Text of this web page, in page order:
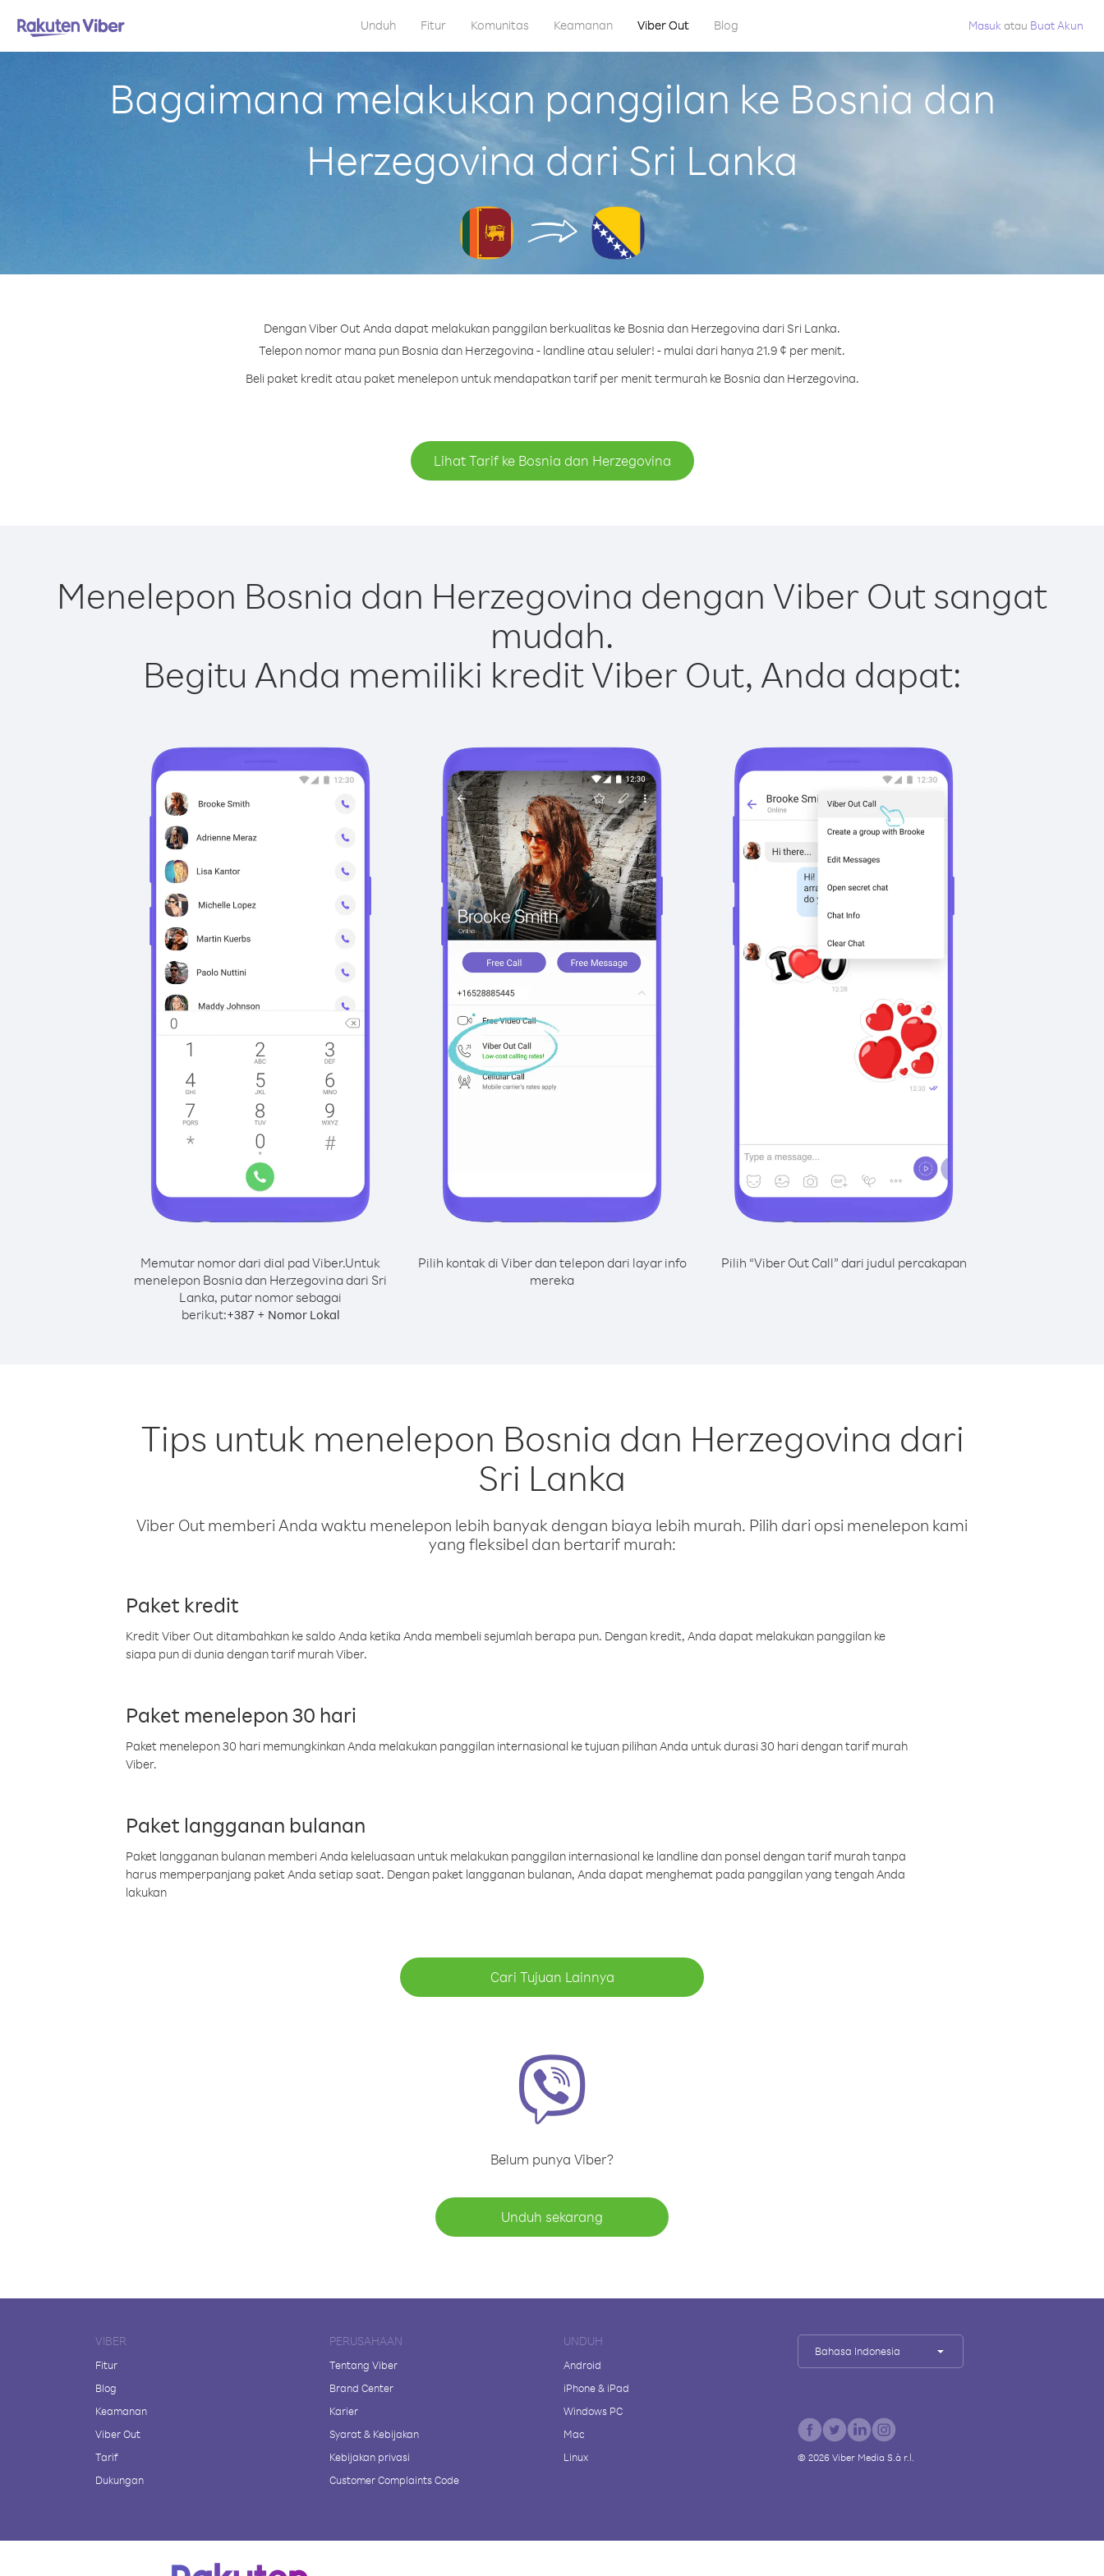
Unduh Fitur Komunitas Keamanan Viber Out Blog Masuk atau Buat Akun
Bagaimana melakukan panggilan ke Bosnia dan
Herzegovina dari Sri Lanka
Dengan Viber Out Anda dapat melakukan panggilan berkualitas ke Bosnia dan Herzegovina dari Sri Lanka.
Telepon nomor mana pun Bosnia dan Herzegovina - landline atau seluler! - mulai dari hanya 21.9 ¢ per menit.
Beli paket kredit atau paket menelepon untuk mendapatkan tarif per menit termurah ke Bosnia dan Herzegovina.
Lihat Tarif ke Bosnia dan Herzegovina
Menelepon Bosnia dan Herzegovina dengan Viber Out sangat
mudah.
Begitu Anda memiliki kredit Viber Out, Anda dapat:
Memutar nomor dari dial pad Viber.Untuk
menelepon Bosnia dan Herzegovina dari Sri
Lanka, putar nomor sebagai
berikut:+387+ Nomor Lokal
Pilih kontak di Viber dan telepon dari layar info
mereka
Pilih “Viber Out Call” dari judul percakapan
Tips untuk menelepon Bosnia dan Herzegovina dari
Sri Lanka
Viber Out memberi Anda waktu menelepon lebih banyak dengan biaya lebih murah. Pilih dari opsi menelepon kami
yang fleksibel dan bertarif murah:
Paket kredit
Kredit Viber Out ditambahkan ke saldo Anda ketika Anda membeli sejumlah berapa pun. Dengan kredit, Anda dapat melakukan panggilan ke
siapa pun di dunia dengan tarif murah Viber.
Paket menelepon 30 hari
Paket menelepon 30 hari memungkinkan Anda melakukan panggilan internasional ke tujuan pilihan Anda untuk durasi 30 hari dengan tarif murah
Viber.
Paket langganan bulanan
Paket langganan bulanan memberi Anda keleluasaan untuk melakukan panggilan internasional ke landline dan ponsel dengan tarif murah tanpa
harus memperpanjang paket Anda setiap saat. Dengan paket langganan bulanan, Anda dapat menghemat pada panggilan yang tengah Anda
lakukan
Cari Tujuan Lainnya
Belum punya Viber?
Unduh sekarang
VIBER
Fitur
Blog
Keamanan
Viber Out
Tarif
Dukungan
PERUSAHAAN
Tentang Viber
Brand Center
Karier
Syarat & Kebijakan
Kebijakan privasi
Customer Complaints Code
UNDUH
Android
iPhone & iPad
Windows PC
Mac
Linux
Bahasa Indonesia
© 2026 Viber Media S.à r.l.